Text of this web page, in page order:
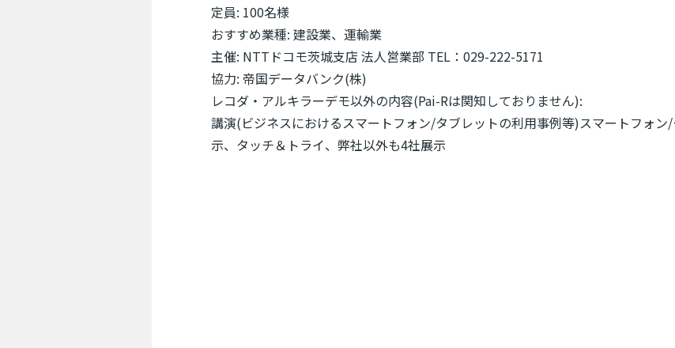
定員: 100名様
おすすめ業種: 建設業、運輸業
主催: NTTドコモ茨城支店 法人営業部 TEL：029-222-5171
協力: 帝国データバンク(株)
レコダ・アルキラーデモ以外の内容(Pai-Rは関知しておりません):
講演(ビジネスにおけるスマートフォン/タブレットの利用事例等)スマートフォ
示、タッチ＆トライ、弊社以外も4社展示